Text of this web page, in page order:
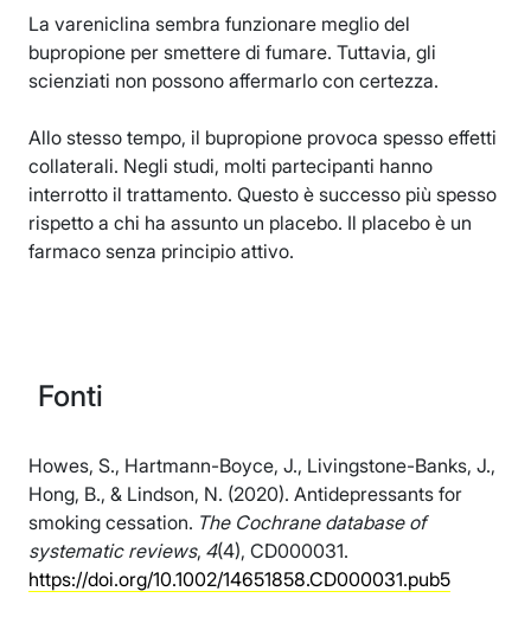
La vareniclina sembra funzionare meglio del
bupropione per smettere di fumare. Tuttavia, gli
scienziati non possono affermarlo con certezza.
Allo stesso tempo, il bupropione provoca spesso effetti
collaterali. Negli studi, molti partecipanti hanno
interrotto il trattamento. Questo è successo più spesso
rispetto a chi ha assunto un placebo. Il placebo è un
farmaco senza principio attivo.
Fonti
Howes, S., Hartmann-Boyce, J., Livingstone-Banks, J.,
Hong, B., & Lindson, N. (2020). Antidepressants for
smoking cessation. The Cochrane database of
systematic reviews, 4(4), CD000031.
https://doi.org/10.1002/14651858.CD000031.pub5